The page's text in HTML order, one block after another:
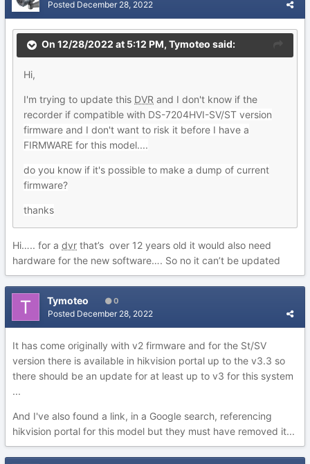
Posted December 28, 2022
On 12/28/2022 at 5:12 PM, Tymoteo said:
Hi,
I'm trying to update this DVR and I don't know if the
recorder if compatible with DS-7204HVI-SV/ST version
firmware and I don't want to risk it before I have a
FIRMWARE for this model....
do you know if it's possible to make a dump of current
firmware?
thanks
Hi….. for a dvr that’s over 12 years old it would also need
hardware for the new software…. So no it can’t be updated
Tymoteo 0
Posted December 28, 2022
It has come originally with v2 firmware and for the St/SV
version there is available in hikvision portal up to the v3.3 so
there should be an update for at least up to v3 for this system
...
And I've also found a link, in a Google search, referencing
hikvision portal for this model but they must have removed it...